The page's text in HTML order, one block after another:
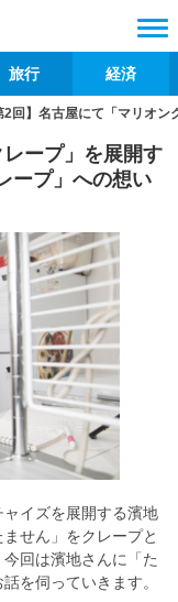
旅行 経済
2回】名古屋にて「マリオ
レープ」を展開す
ープ」への想い
イズを展開する濱地
せん」をクレープと
回は濱地さんに「た
を伺っていきます。